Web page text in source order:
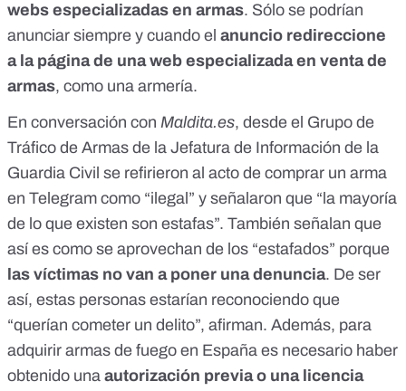
webs especializadas en armas. Sólo se podrían
anunciar siempre y cuando el anuncio redireccione
a la página de una web especializada en venta de
armas, como una armería.
En conversación con Maldita.es, desde el Grupo de
Tráfico de Armas de la Jefatura de Información de la
Guardia Civil se refirieron al acto de comprar un arma
en Telegram como “ilegal” y señalaron que “la mayoría
de lo que existen son estafas”. También señalan que
así es como se aprovechan de los “estafados” porque
las víctimas no van a poner una denuncia. De ser
así, estas personas estarían reconociendo que
“querían cometer un delito”, afirman. Además, para
adquirir armas de fuego en España es necesario haber
obtenido una autorización previa o una licencia